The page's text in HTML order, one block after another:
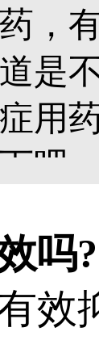
，
是
用
吧。
吗?
效